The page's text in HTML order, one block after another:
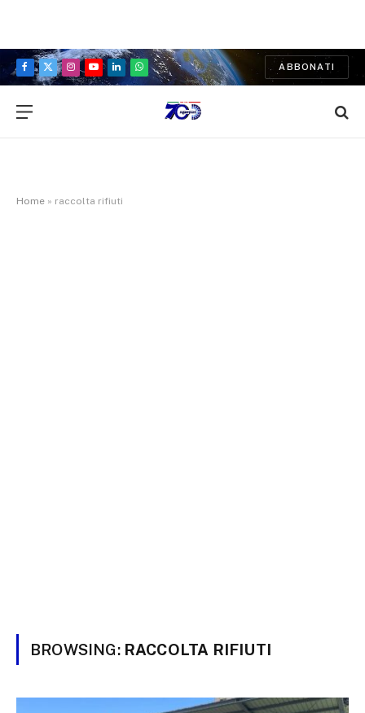
Facebook
X
Instagram
YouTubeLinkedInWhatsApp
ABBONATI
Home » raccolta rifiuti
BROWSING: RACCOLTA RIFIUTI